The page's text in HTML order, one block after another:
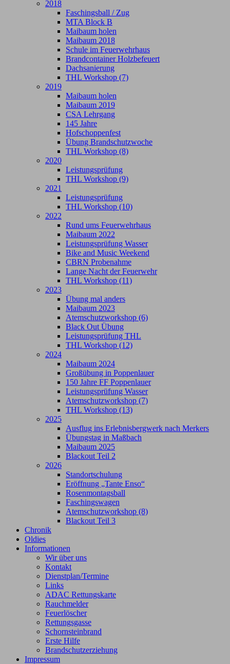
2018
Faschingsball / Zug
MTA Block B
Maibaum holen
Maibaum 2018
Schule im Feuerwehrhaus
Brandcontainer Holzbefeuert
Dachsanierung
THL Workshop (7)
2019
Maibaum holen
Maibaum 2019
CSA Lehrgang
145 Jahre
Hofschoppenfest
Übung Brandschutzwoche
THL Workshop (8)
2020
Leistungsprüfung
THL Workshop (9)
2021
Leistungsprüfung
THL Workshop (10)
2022
Rund ums Feuerwehrhaus
Maibaum 2022
Leistungsprüfung Wasser
Bike and Music Weekend
CBRN Probenahme
Lange Nacht der Feuerwehr
THL Workshop (11)
2023
Übung mal anders
Maibaum 2023
Atemschutzworkshop (6)
Black Out Übung
Leistungsprüfung THL
THL Workshop (12)
2024
Maibaum 2024
Großübung in Poppenlauer
150 Jahre FF Poppenlauer
Leistungsprüfung Wasser
Atemschutzworkshop (7)
THL Workshop (13)
2025
Ausflug ins Erlebnisbergwerk nach Merkers
Übungstag in Maßbach
Maibaum 2025
Blackout Teil 2
2026
Standortschulung
Eröffnung „Tante Enso“
Rosenmontagsball
Faschingswagen
Atemschutzworkshop (8)
Blackout Teil 3
Chronik
Oldies
Informationen
Wir über uns
Kontakt
Dienstplan/Termine
Links
ADAC Rettungskarte
Rauchmelder
Feuerlöscher
Rettungsgasse
Schornsteinbrand
Erste Hilfe
Brandschutzerziehung
Impressum